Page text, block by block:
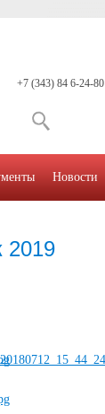
2019
+7 (343) 84 6-24-80
Новости